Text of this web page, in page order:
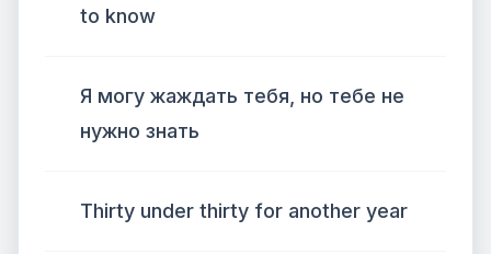
to know
Я могу жаждать тебя, но тебе не
нужно знать
Thirty under thirty for another year